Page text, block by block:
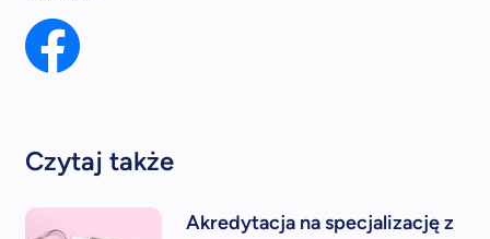
Czytaj także
Akredytacja na specjalizację z